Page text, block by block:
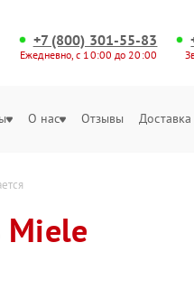
+7 (800) 301-55-83
Ежедневно, с 10:00 до 20:00
О нас Отзывы Доставка
Miele